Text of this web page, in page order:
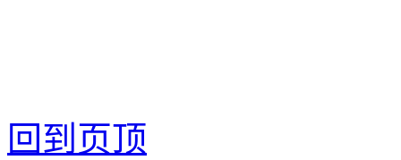
回到页顶